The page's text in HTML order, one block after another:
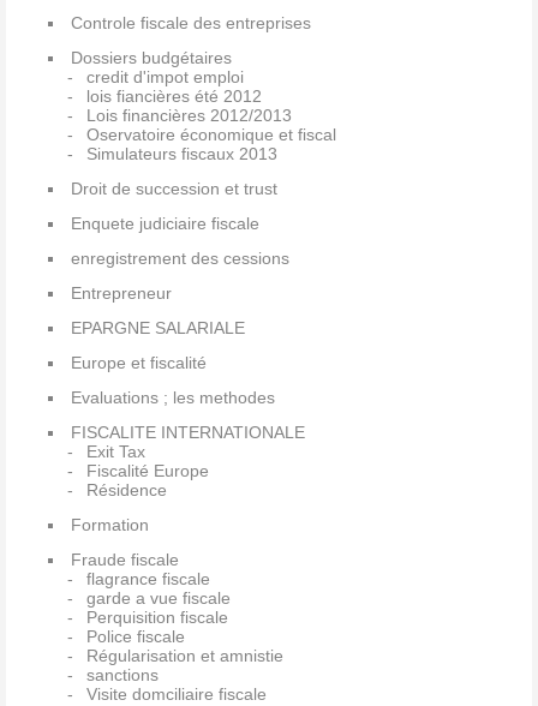
Controle fiscale des entreprises
Dossiers budgétaires
credit d'impot emploi
lois fiancières été 2012
Lois financières 2012/2013
Oservatoire économique et fiscal
Simulateurs fiscaux 2013
Droit de succession et trust
Enquete judiciaire fiscale
enregistrement des cessions
Entrepreneur
EPARGNE SALARIALE
Europe et fiscalité
Evaluations ; les methodes
FISCALITE INTERNATIONALE
Exit Tax
Fiscalité Europe
Résidence
Formation
Fraude fiscale
flagrance fiscale
garde a vue fiscale
Perquisition fiscale
Police fiscale
Régularisation et amnistie
sanctions
Visite domciliaire fiscale